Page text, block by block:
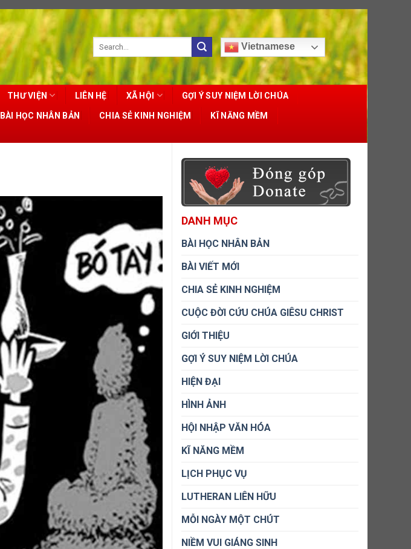
Vietnamese
THƯ VIỆN LIÊN HỆ XÃ HỘI GỢI Ý SUY NIỆM LỜI CHÚA
BÀI HỌC NHÂN BẢN CHIA SẺ KINH NGHIỆM
KĨ NĂNG MỀM
DANH MỤC
BÀI HỌC NHÂN BẢN
BÀI VIẾT MỚI
CHIA SẺ KINH NGHIỆM
CUỘC ĐỜI CỨU CHÚA GIÊSU CHRIST
GIỚI THIỆU
GỢI Ý SUY NIỆM LỜI CHÚA
HIỆN ĐẠI
HÌNH ẢNH
HỘI NHẬP VĂN HÓA
KĨ NĂNG MỀM
LỊCH PHỤC VỤ
LUTHERAN LIÊN HỮU
MỖI NGÀY MỘT CHÚT
NIỀM VUI GIÁNG SINH